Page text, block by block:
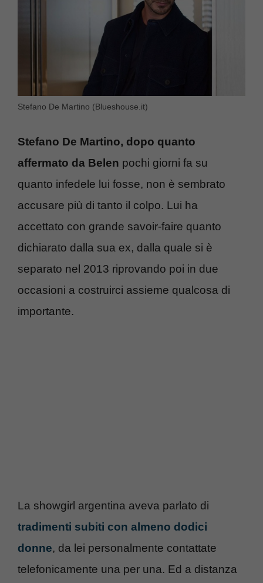
Stefano De Martino (Blueshouse.it)
Stefano De Martino, dopo quanto
affermato da Belen pochi giorni fa su
quanto infedele lui fosse, non è sembrato
accusare più di tanto il colpo. Lui ha
accettato con grande savoir-faire quanto
dichiarato dalla sua ex, dalla quale si è
separato nel 2013 riprovando poi in due
occasioni a costruirci assieme qualcosa di
importante.
La showgirl argentina aveva parlato di
tradimenti subiti con almeno dodici
donne, da lei personalmente contattate
telefonicamente una per una. Ed a distanza